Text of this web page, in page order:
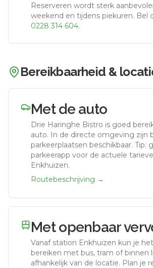
Reserveren wordt sterk
weekend en tijdens piekuren. Bel
0228 314 604.
Bereikbaarheid &
Met de auto
Drie Haringhe Bistro is goed
auto. In de directe omgeving zijn
parkeerplaatsen beschikbaar. Tip:
parkeerapp voor de actuele
Enkhuizen.
Routebeschrijving →
Met openbaar
Vanaf station Enkhuizen kun je
bereiken met bus, tram of binnen
afhankelijk van de locatie. Plan je